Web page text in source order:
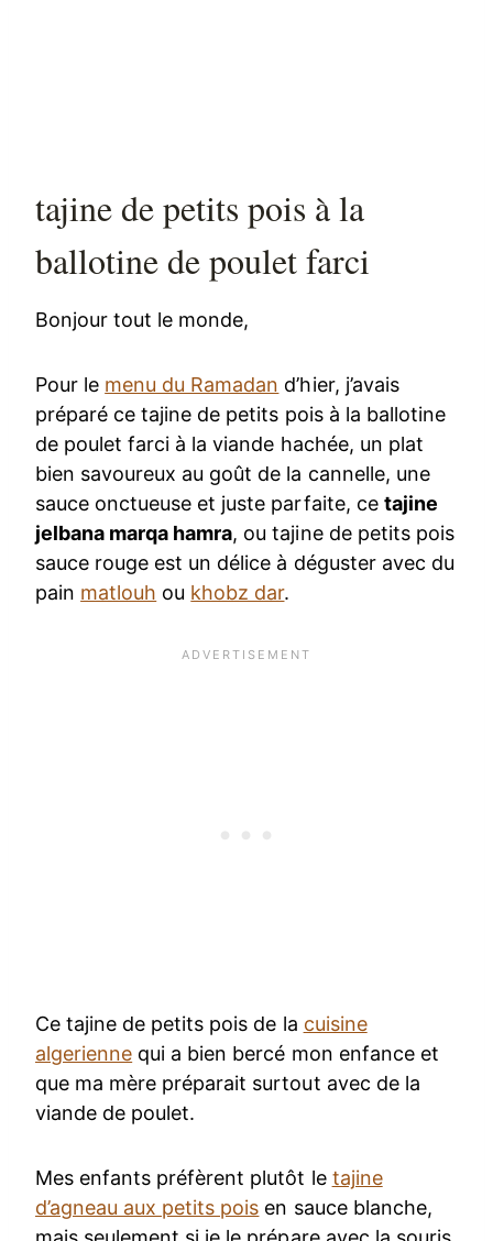
tajine de petits pois à la
ballotine de poulet farci
Bonjour tout le monde,
Pour le menu du Ramadan d’hier, j’avais
préparé ce tajine de petits pois à la ballotine
de poulet farci à la viande hachée, un plat
bien savoureux au goût de la cannelle, une
sauce onctueuse et juste parfaite, ce tajine
jelbana marqa hamra, ou tajine de petits pois
sauce rouge est un délice à déguster avec du
pain matlouh ou khobz dar.
Ce tajine de petits pois de la cuisine
algerienne qui a bien bercé mon enfance et
que ma mère préparait surtout avec de la
viande de poulet.
Mes enfants préfèrent plutôt le tajine
d’agneau aux petits pois en sauce blanche,